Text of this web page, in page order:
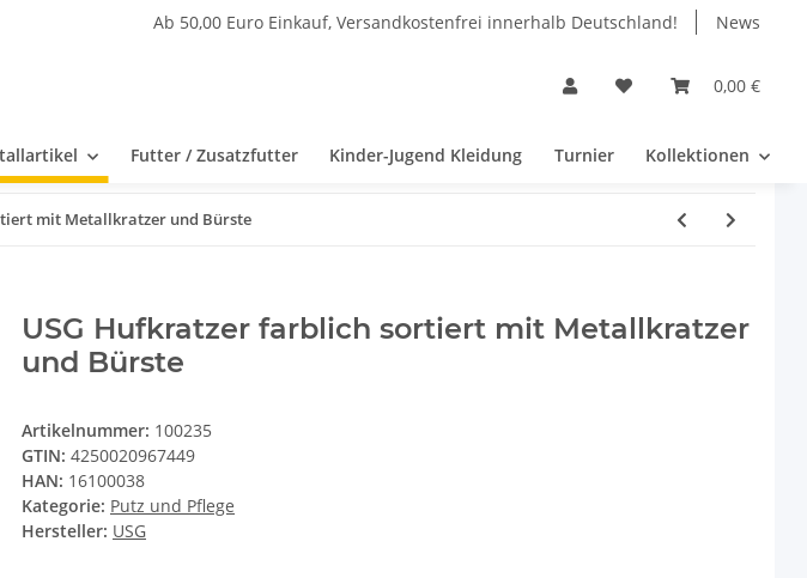
Ab 50,00 Euro Einkauf, Versandkostenfrei innerhalb Deutschland! News
0,00 €
Futter / Zusatzfutter Kinder-Jugend Kleidung Turnier Kollektionen
mit Metallkratzer und Bürste
USG Hufkratzer farblich sortiert mit Metallkratzer
und Bürste
Artikelnummer: 100235
GTIN: 4250020967449
HAN: 16100038
Kategorie: Putz und Pflege
Hersteller: USG